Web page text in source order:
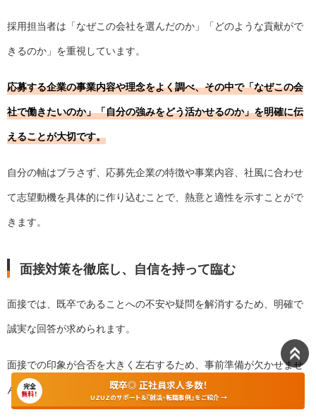
採用担当者は「なぜこの会社を選んだのか」「どのような貢献がで
きるのか」を重視しています。
応募する企業の事業内容や理念をよく調べ、その中で「なぜこの会
社で働きたいのか」「自分の強みをどう活かせるのか」を明確に伝
えることが大切です。
自分の軸はブラさず、応募先企業の特徴や事業内容、社風に合わせ
て志望動機を具体的に作り込むことで、熱意と適性を示すことがで
きます。
面接対策を徹底し、自信を持って臨む
面接では、既卒であることへの不安や疑問を解消するため、明確で
誠実な回答が求められます。
面接での印象が合否を大きく左右するため、事前準備が欠かせませ
ん。完全
無料！
既卒◎ 正社員求人多数！
UZUZのサポート＆『就活・転職事例』をご紹介 →